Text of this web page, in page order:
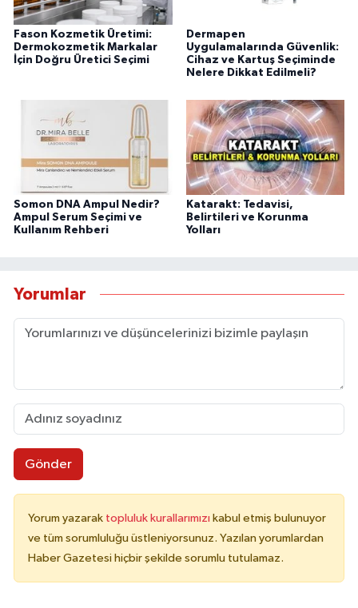
Fason Kozmetik Üretimi:
Dermokozmetik Markalar
İçin Doğru Üretici Seçimi
Dermapen
Uygulamalarında Güvenlik:
Cihaz ve Kartuş Seçiminde
Nelere Dikkat Edilmeli?
Somon DNA Ampul Nedir?
Ampul Serum Seçimi ve
Kullanım Rehberi
Katarakt: Tedavisi,
Belirtileri ve Korunma
Yolları
Yorumlar
Gönder
Yorum yazarak topluluk kurallarımızı kabul etmiş bulunuyor
ve tüm sorumluluğu üstleniyorsunuz. Yazılan yorumlardan
Haber Gazetesi hiçbir şekilde sorumlu tutulamaz.